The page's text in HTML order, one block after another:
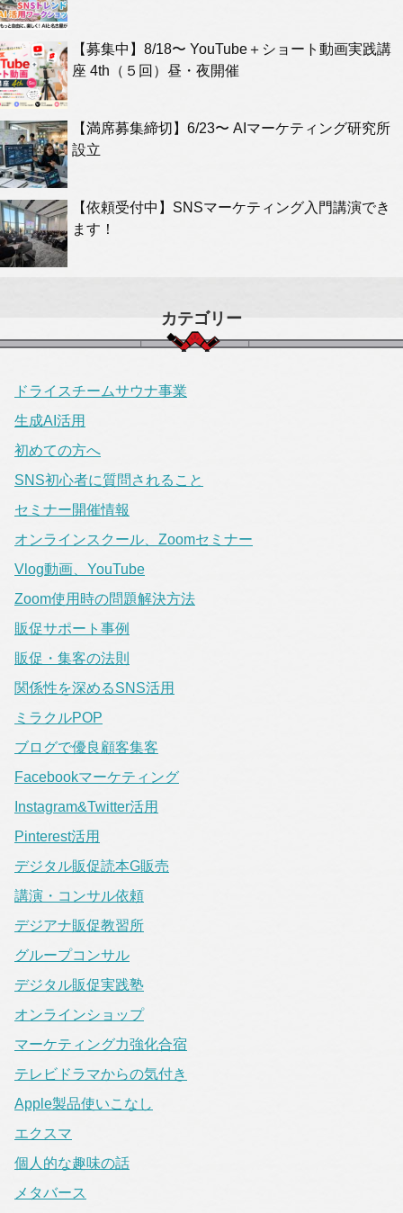
【募集中】8/18〜 YouTube＋ショート動画実践講
座 4th（５回）昼・夜開催
【満席募集締切】6/23〜 AIマーケティング研究所
設立
【依頼受付中】SNSマーケティング入門講演でき
ます！
カテゴリー
ドライスチームサウナ事業
生成AI活用
初めての方へ
SNS初心者に質問されること
セミナー開催情報
オンラインスクール、Zoomセミナー
Vlog動画、YouTube
Zoom使用時の問題解決方法
販促サポート事例
販促・集客の法則
関係性を深めるSNS活用
ミラクルPOP
ブログで優良顧客集客
Facebookマーケティング
Instagram&Twitter活用
Pinterest活用
デジタル販促読本G販売
講演・コンサル依頼
デジアナ販促教習所
グループコンサル
デジタル販促実践塾
オンラインショップ
マーケティング力強化合宿
テレビドラマからの気付き
Apple製品使いこなし
エクスマ
個人的な趣味の話
メタバース